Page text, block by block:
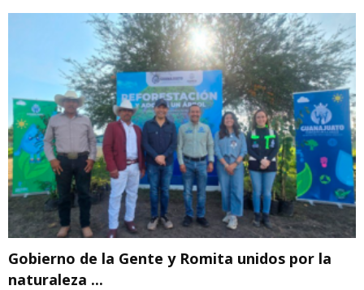
Gobierno de la Gente y Romita unidos por la
naturaleza ...